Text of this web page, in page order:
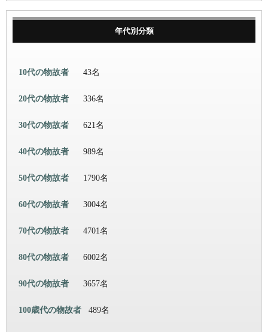
年代別分類
10代の物故者 43名
20代の物故者 336名
30代の物故者 621名
40代の物故者 989名
50代の物故者 1790名
60代の物故者 3004名
70代の物故者 4701名
80代の物故者 6002名
90代の物故者 3657名
100歳代の物故者 489名